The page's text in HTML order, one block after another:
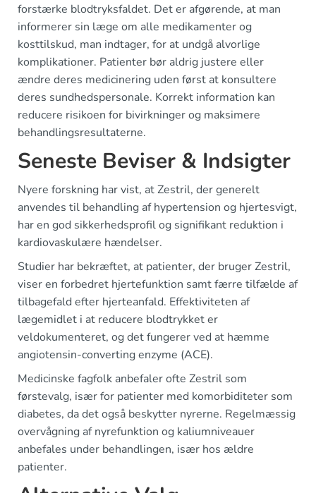
forstærke blodtryksfaldet. Det er afgørende, at man
informerer sin læge om alle medikamenter og
kosttilskud, man indtager, for at undgå alvorlige
komplikationer. Patienter bør aldrig justere eller
ændre deres medicinering uden først at konsultere
deres sundhedspersonale. Korrekt information kan
reducere risikoen for bivirkninger og maksimere
behandlingsresultaterne.
Seneste Beviser & Indsigter
Nyere forskning har vist, at Zestril, der generelt
anvendes til behandling af hypertension og hjertesvigt,
har en god sikkerhedsprofil og signifikant reduktion i
kardiovaskulære hændelser.
Studier har bekræftet, at patienter, der bruger Zestril,
viser en forbedret hjertefunktion samt færre tilfælde af
tilbagefald efter hjerteanfald. Effektiviteten af
lægemidlet i at reducere blodtrykket er
veldokumenteret, og det fungerer ved at hæmme
angiotensin-converting enzyme (ACE).
Medicinske fagfolk anbefaler ofte Zestril som
førstevalg, især for patienter med komorbiditeter som
diabetes, da det også beskytter nyrerne. Regelmæssig
overvågning af nyrefunktion og kaliumniveauer
anbefales under behandlingen, især hos ældre
patienter.